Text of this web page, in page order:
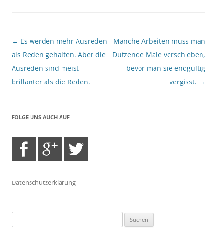
Beitragsnavigation
← Es werden mehr Ausreden
als Reden gehalten. Aber die
Ausreden sind meist
brillanter als die Reden.
Manche Arbeiten muss man
Dutzende Male verschieben,
bevor man sie endgültig
vergisst. →
FOLGE UNS AUCH AUF
Datenschutzerklärung
nach: